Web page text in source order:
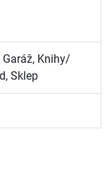
Knihy/
Sklep